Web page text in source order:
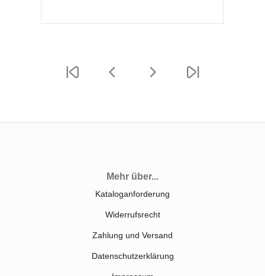
Mehr über...
Kataloganforderung
Widerrufsrecht
Zahlung und Versand
Datenschutzerklärung